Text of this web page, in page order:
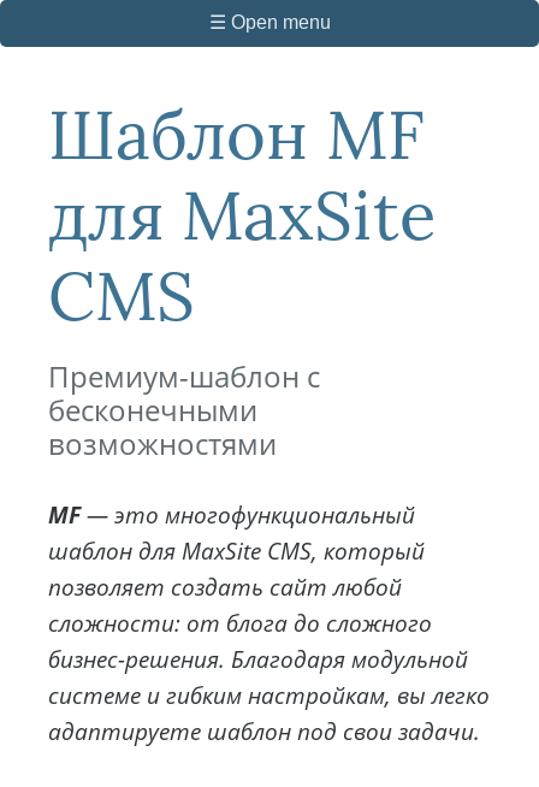
☰ Open menu
Шаблон MF
для MaxSite
CMS
Премиум-шаблон с
бесконечными
возможностями
MF— это многофункциональный
шаблон для MaxSite CMS, который
позволяет создать сайт любой
сложности: от блога до сложного
бизнес-решения. Благодаря модульной
системе и гибким настройкам, вы легко
адаптируете шаблон под свои задачи.